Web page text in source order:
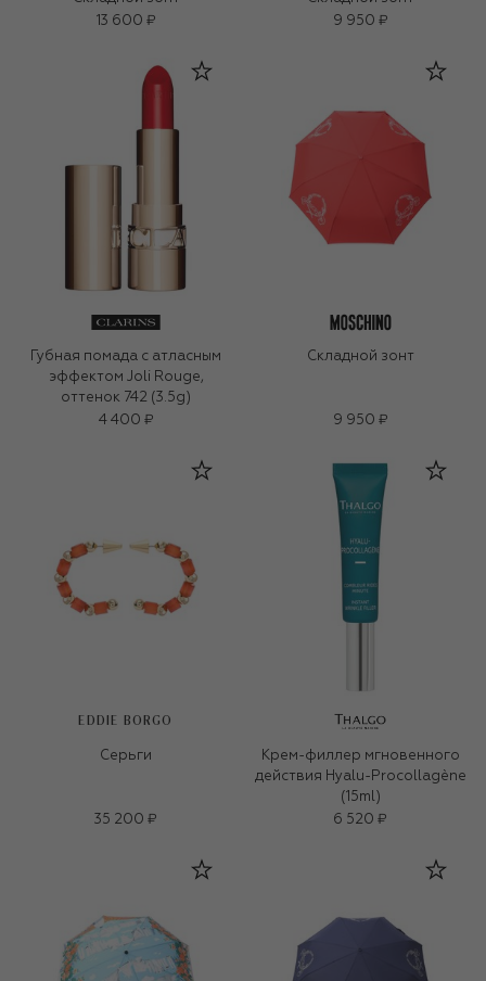
13 600 ₽
9 950 ₽
Губная помада с атласным
эффектом Joli Rouge,
оттенок 742 (3.5g)
4 400 ₽
Складной зонт
9 950 ₽
EDDIE BORGO
Серьги
35 200 ₽
Крем-филлер мгновенного
действия Hyalu-Procollagène
(15ml)
6 520 ₽